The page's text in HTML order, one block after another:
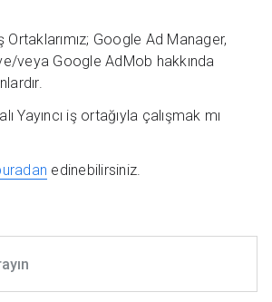
Ortaklarımız; Google Ad Manager,
veya Google AdMob hakkında
Yayıncı iş ortağıyla çalışmak mı
edinebilirsiniz.